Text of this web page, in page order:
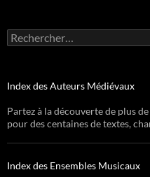
Rechercher :
Index des Auteurs Médiévaux
Partez à la découverte de plus
pour des centaines de textes,
Index des Ensembles Musicaux